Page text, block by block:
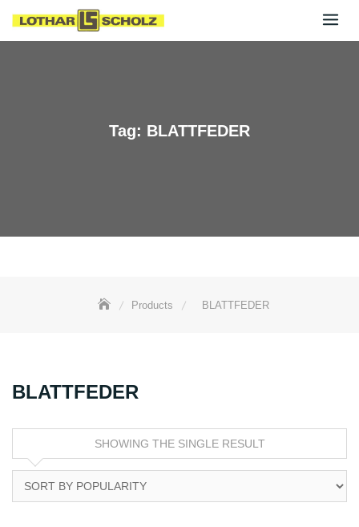
Tag: BLATTFEDER
Products BLATTFEDER
BLATTFEDER
SHOWING THE SINGLE RESULT